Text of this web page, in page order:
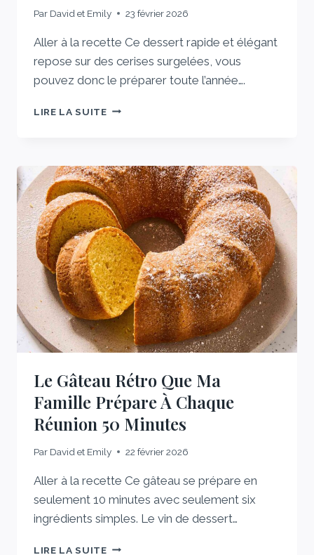
Par David et Emily 23 février 2026
Aller à la recette Ce dessert rapide et élégant
repose sur des cerises surgelées, vous
pouvez donc le préparer toute l’année….
LIRE LA SUITECE
DE
20
MINUTES
A
AUSSI
BON
GOÛT
QUE
LES
15
MINUTES
D’UN
RESTAURANT
Le Gâteau Rétro Que Ma
Famille Prépare À Chaque
Réunion 50 Minutes
Par David et Emily 22 février 2026
Aller à la recette Ce gâteau se prépare en
seulement 10 minutes avec seulement six
ingrédients simples. Le vin de dessert…
LIRE LA SUITELE